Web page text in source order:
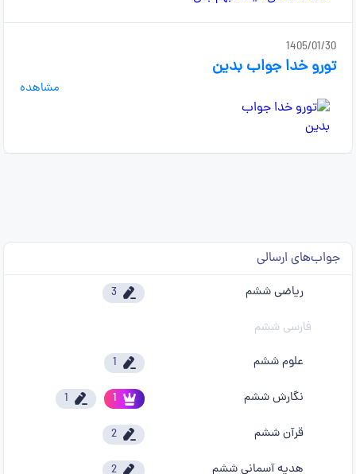
1405/01/30
تورو خدا جواب بدین
مشاهده
جواب‌های ارسالی
ریاضی ششم 3
فارسی ششم
علوم ششم
1
نگارش ششم 1
1
قرآن ششم 2
هدیه آسمانی ششم 2